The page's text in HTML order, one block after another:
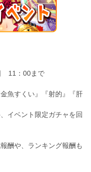
11：00まで
魚すくい』『射的』『肝
イベント限定ガチャを回
酬や、ランキング報酬も